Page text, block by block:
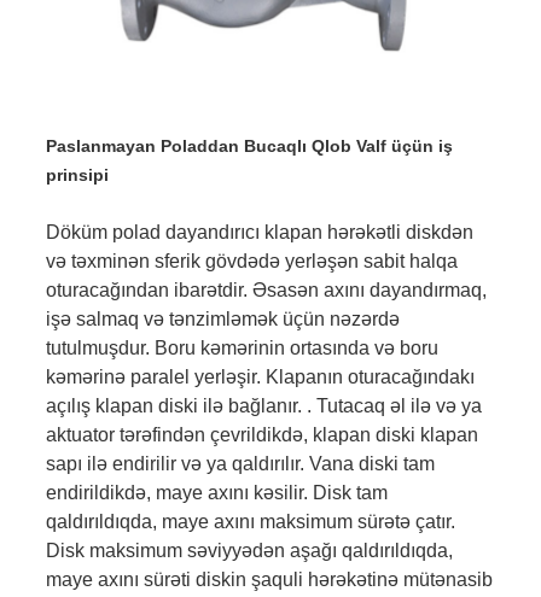
Paslanmayan Poladdan Bucaqlı Qlob Valf üçün iş
prinsipi
Döküm polad dayandırıcı klapan hərəkətli diskdən
və təxminən sferik gövdədə yerləşən sabit halqa
oturacağından ibarətdir. Əsasən axını dayandırmaq,
işə salmaq və tənzimləmək üçün nəzərdə
tutulmuşdur. Boru kəmərinin ortasında və boru
kəmərinə paralel yerləşir. Klapanın oturacağındakı
açılış klapan diski ilə bağlanır. . Tutacaq əl ilə və ya
aktuator tərəfindən çevrildikdə, klapan diski klapan
sapı ilə endirilir və ya qaldırılır. Vana diski tam
endirildikdə, maye axını kəsilir. Disk tam
qaldırıldıqda, maye axını maksimum sürətə çatır.
Disk maksimum səviyyədən aşağı qaldırıldıqda,
maye axını sürəti diskin şaquli hərəkətinə mütənasib